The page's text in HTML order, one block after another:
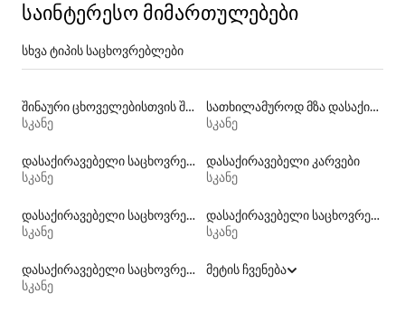
საინტერესო მიმართულებები
სხვა ტიპის საცხოვრებლები
შინაური ცხოველებისთვის შესაფერისი დასაქირავებელი საცხოვრებლები
სკანე
სათხილამუროდ მზა დასაქირავებელი საცხოვრებლები
სკანე
დასაქირავებელი საცხოვრებელი ავტოფურგონები
სკანე
დასაქირავებელი კარვები
სკანე
დასაქირავებელი საცხოვრებლები პლაჟზე გასასვლელით
სკანე
დასაქირავებელი საცხოვრებლები საუზმით
სკანე
დასაქირავებელი საცხოვრებლები ჰიდრომასაჟის აუზით
სკანე
მეტის ჩვენება